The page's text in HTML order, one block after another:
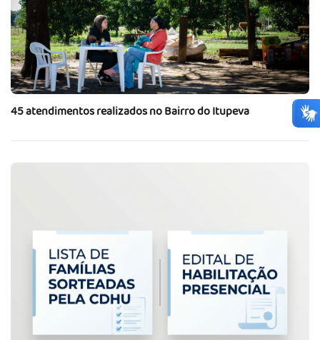
45 atendimentos realizados no Bairro do Itupeva